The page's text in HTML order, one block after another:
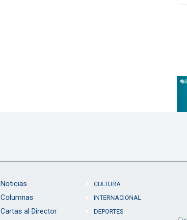
Noticias
Columnas
Cartas al Director
CULTURA
INTERNACIONAL
DEPORTES